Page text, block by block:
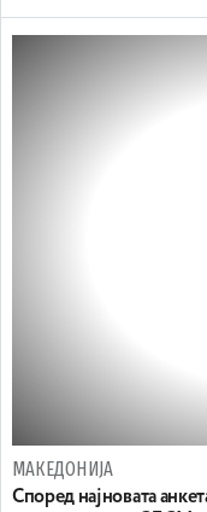
МАКЕДОНИЈА
Според најновата